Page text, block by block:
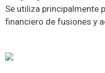
Se utiliza principalmente
financiero de fusiones y